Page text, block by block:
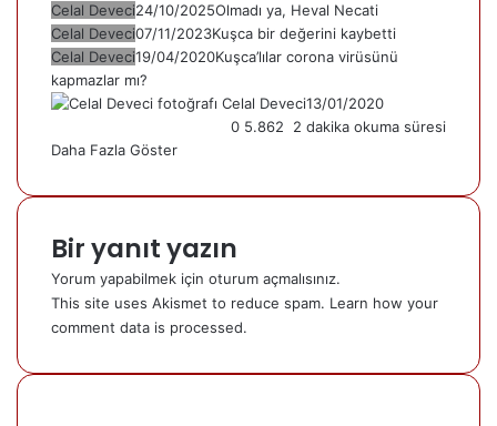
Celal Deveci24/10/2025Olmadı ya, Heval Necati
Celal Deveci07/11/2023Kuşca bir değerini kaybetti
Celal Deveci19/04/2020Kuşca’lılar corona virüsünü
kapmazlar mı?
Celal Deveci13/01/2020
0 5.862
2 dakika okuma süresi
Daha Fazla Göster
Bir yanıt yazın
Yorum yapabilmek için oturum açmalısınız.
This site uses Akismet to reduce spam. Learn how your
comment data is processed.